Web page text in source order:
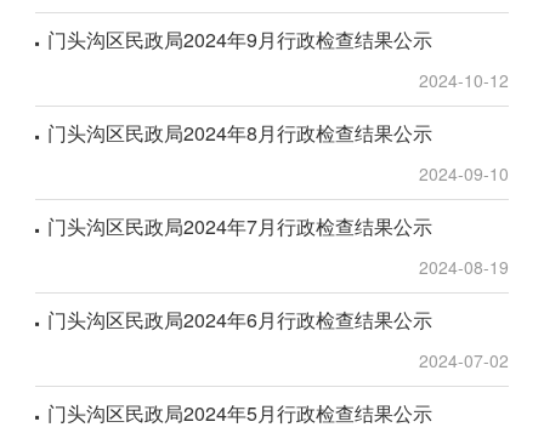
门头沟区民政局2024年9月行政检查结果公示
2024-10-12
门头沟区民政局2024年8月行政检查结果公示
2024-09-10
门头沟区民政局2024年7月行政检查结果公示
2024-08-19
门头沟区民政局2024年6月行政检查结果公示
2024-07-02
门头沟区民政局2024年5月行政检查结果公示